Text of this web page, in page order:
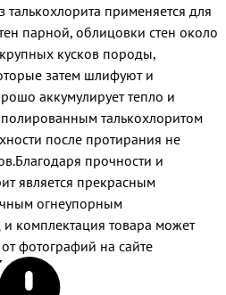
применяется для
парной, облицовки стен около
кусков породы,
затем шлифуют и
аккумулирует тепло и
талькохлоритом
после протирания не
прочности и
является прекрасным
огнеупорным
комплектация товара может
фотографий на сайте